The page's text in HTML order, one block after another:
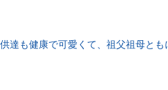
達も健康で可愛くて、祖父祖母とも